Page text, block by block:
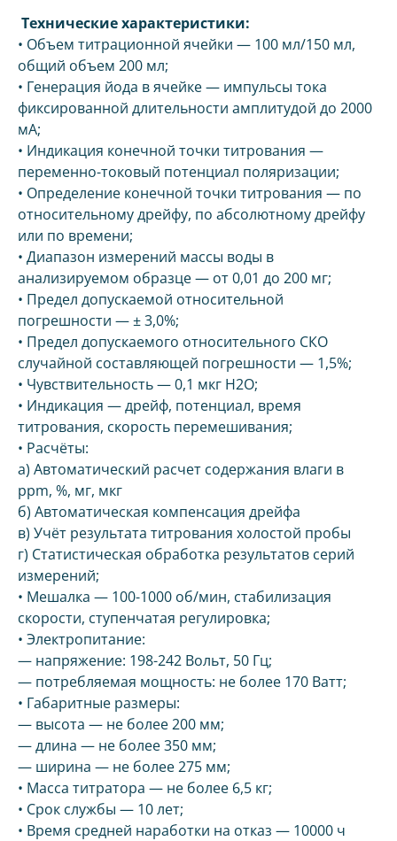
Технические характеристики:
• Объем титрационной ячейки — 100 мл/150 мл,
общий объем 200 мл;
• Генерация йода в ячейке — импульсы тока
фиксированной длительности амплитудой до 2000
мА;
• Индикация конечной точки титрования —
переменно-токовый потенциал поляризации;
• Определение конечной точки титрования — по
относительному дрейфу, по абсолютному дрейфу
или по времени;
• Диапазон измерений массы воды в
анализируемом образце — от 0,01 до 200 мг;
• Предел допускаемой относительной
погрешности — ± 3,0%;
• Предел допускаемого относительного СКО
случайной составляющей погрешности — 1,5%;
• Чувствительность — 0,1 мкг H2O;
• Индикация — дрейф, потенциал, время
титрования, скорость перемешивания;
• Расчёты:
а) Автоматический расчет содержания влаги в
ppm, %, мг, мкг
б) Автоматическая компенсация дрейфа
в) Учёт результата титрования холостой пробы
г) Статистическая обработка результатов серий
измерений;
• Мешалка — 100-1000 об/мин, стабилизация
скорости, ступенчатая регулировка;
• Электропитание:
— напряжение: 198-242 Вольт, 50 Гц;
— потребляемая мощность: не более 170 Ватт;
• Габаритные размеры:
— высота — не более 200 мм;
— длина — не более 350 мм;
— ширина — не более 275 мм;
• Масса титратора — не более 6,5 кг;
• Срок службы — 10 лет;
• Время средней наработки на отказ — 10000 ч